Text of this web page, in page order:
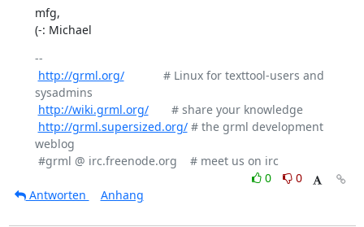
mfg,
(-: Michael
--
http://grml.org/
            # Linux for texttool-users and
sysadmins
http://wiki.grml.org/
       # share your knowledge
http://grml.supersized.org/ # the grml development
weblog
0
0
Antworten
Anhang